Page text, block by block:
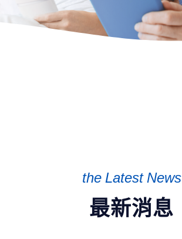
the Latest News
最新消息